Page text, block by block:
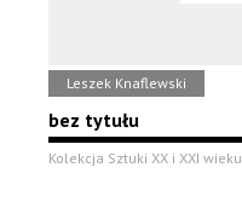
Leszek Knaflewski
bez tytułu
Kolekcja Sztuki XX i XXI wieku